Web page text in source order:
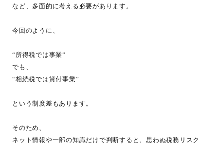
など、多面的に考える必要があります。
今回のように、
“所得税では事業”
でも、
“相続税では貸付事業”
という制度差もあります。
そのため、
ネット情報や一部の知識だけで判断すると、思わぬ税務リスク